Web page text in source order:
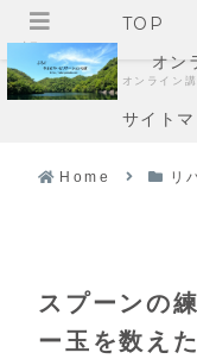
TOP
オン
オンライン
サイト
Home リ
スプーンの
ー玉を数え
メニュー